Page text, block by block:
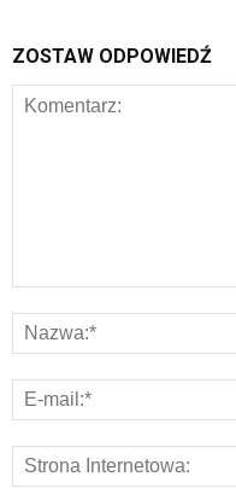
ZOSTAW ODPOWIEDŹ